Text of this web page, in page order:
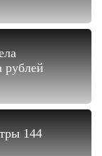
рублей
144